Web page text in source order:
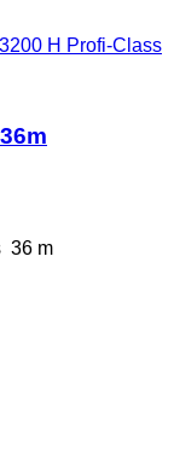
H Profi-Class
36 m